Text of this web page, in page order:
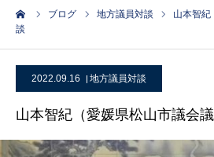
ブログ 地方議員対談
山本智紀
談
2022.09.16 地方議員対談
山本智紀（愛媛県松山市議会